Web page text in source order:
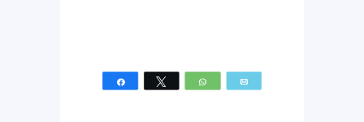
Partagez Tweetez WhatsApp